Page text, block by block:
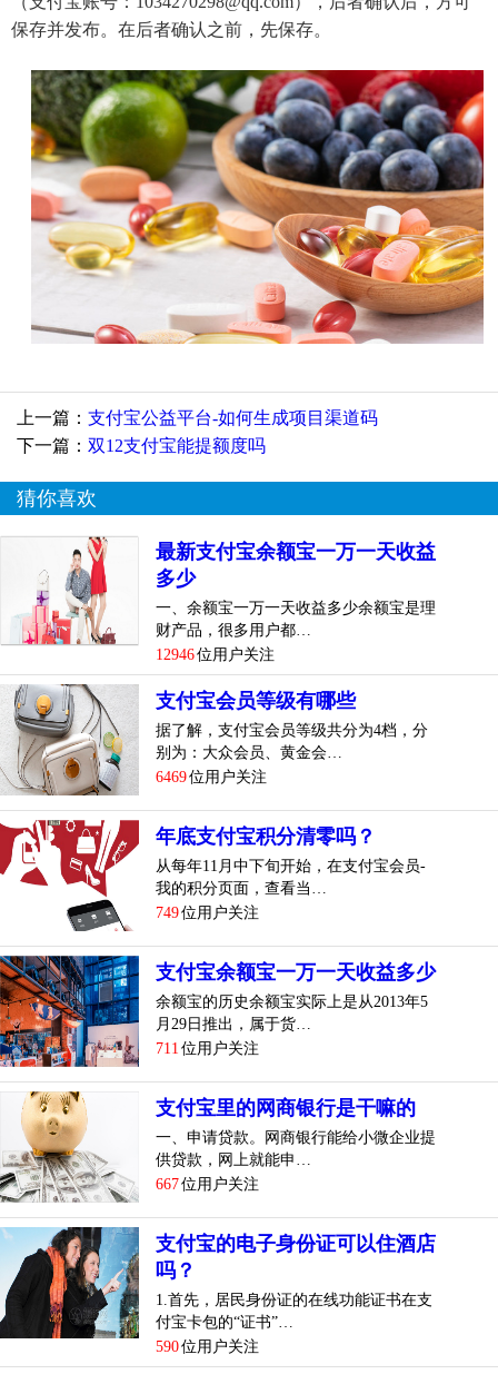
保存并发布。在后者确认之前，先保存。
上一篇： 支付宝公益平台-如何生成项目渠道码
下一篇： 双12支付宝能提额度吗
猜你喜欢
最新支付宝余额宝一万一天收益
多少
一、余额宝一万一天收益多少余额宝是理
财产品，很多用户都…
12946位用户关注
支付宝会员等级有哪些
据了解，支付宝会员等级共分为4档，分
别为：大众会员、黄金会…
6469位用户关注
年底支付宝积分清零吗？
从每年11月中下旬开始，在支付宝会员-
我的积分页面，查看当…
749位用户关注
支付宝余额宝一万一天收益多少
余额宝的历史余额宝实际上是从2013年5
月29日推出，属于货…
711 位用户关注
支付宝里的网商银行是干嘛的
一、申请贷款。网商银行能给小微企业提
供贷款，网上就能申…
667位用户关注
支付宝的电子身份证可以住酒店
吗？
1.首先，居民身份证的在线功能证书在支
付宝卡包的“证书”…
590位用户关注